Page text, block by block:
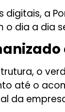
digitais, a
o dia a dia
o
até o
da